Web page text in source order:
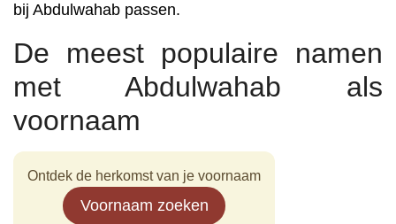
bij Abdulwahab passen.
De meest populaire namen
met Abdulwahab als
voornaam
Ontdek de herkomst van je voornaam
Voornaam zoeken